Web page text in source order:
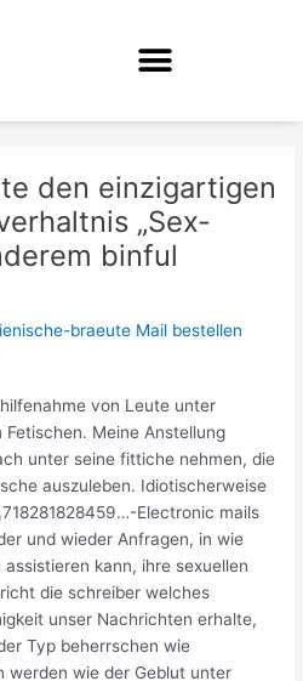
den einzigartigen
„Sex-
binful
braeute Mail bestellen
von Leute unter
Meine Anstellung
unter seine fittiche nehmen, die
auszuleben. Idiotischerweise
Electronic mails
und wieder Anfragen, in wie
kann, ihre sexuellen
die schreiber welches
unser Nachrichten erhalte,
Typ beherrschen wie
werden wie der Geblut unter